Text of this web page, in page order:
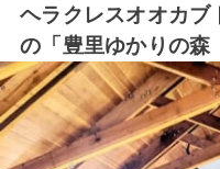
ヘラクレスオオカブ
の「豊里ゆかりの森